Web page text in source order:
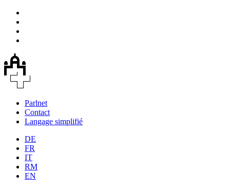
Parlnet
Contact
Langage simplifié
DE
FR
IT
RM
EN